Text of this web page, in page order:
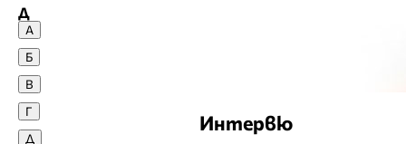
Интервю
Д
Денислава Сашова
Десислава Денчева
Десислава Николова
Десислава Панчева
А
Б
В
Г
Д